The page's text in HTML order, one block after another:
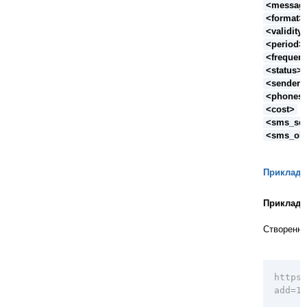
<format>
<validity>
<period>
<status>
<cost>